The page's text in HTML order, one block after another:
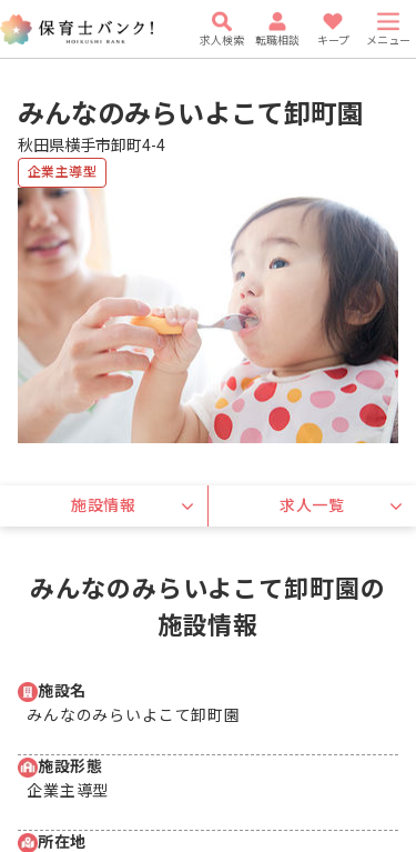
求人検索 転職相談 キープ メニュー
みんなのみらいよこて卸町園
秋田県横手市卸町4-4
企業主導型
施設情報 求人一覧
みんなのみらいよこて卸町園の
施設情報
施設名
みんなのみらいよこて卸町園
施設形態
企業主導型
所在地